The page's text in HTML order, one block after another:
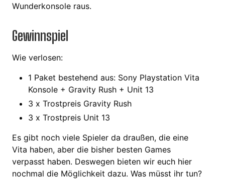
Wunderkonsole raus.
Gewinnspiel
Wie verlosen:
1 Paket bestehend aus: Sony Playstation Vita
Konsole + Gravity Rush + Unit 13
3 x Trostpreis Gravity Rush
3 x Trostpreis Unit 13
Es gibt noch viele Spieler da draußen, die eine
Vita haben, aber die bisher besten Games
verpasst haben. Deswegen bieten wir euch hier
nochmal die Möglichkeit dazu. Was müsst ihr tun?